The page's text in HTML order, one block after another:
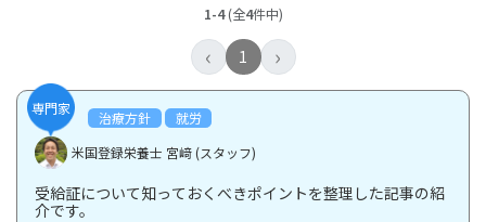
1-4(全4件中)
‹ 1 ›
専門家
治療方針
就労
米国登録栄養士 宮﨑 (スタッフ)
受給証について知っておくべきポイントを整理した記事の紹
介です。